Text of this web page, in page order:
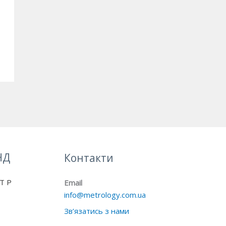
Р
Контакти
Email
info@metrology.com.ua
Зв’язатись з нами